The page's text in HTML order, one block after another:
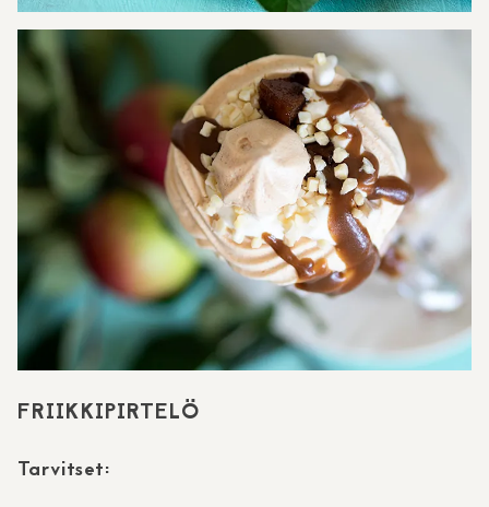
FRIIKKIPIRTELÖ
Tarvitset: